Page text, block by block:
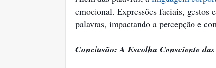
emocional. Expressões faciais, gestos
palavras, impactando a percepção e
Conclusão: A Escolha Consciente